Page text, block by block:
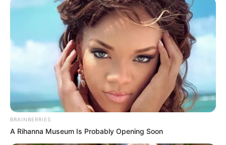
Most jöttek a szívszorító hírek Nótár Maryről –
BRAINBERRIES
A Rihanna Museum Is Probably Opening Soon